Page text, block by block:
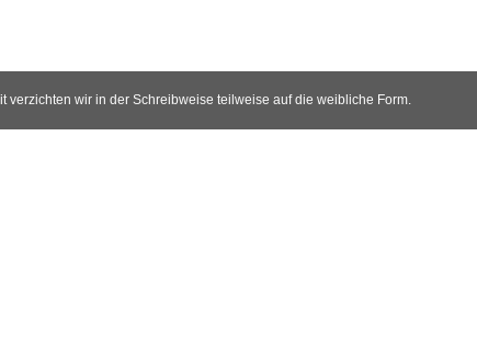
wir in der Schreibweise teilweise auf die weibliche Form.